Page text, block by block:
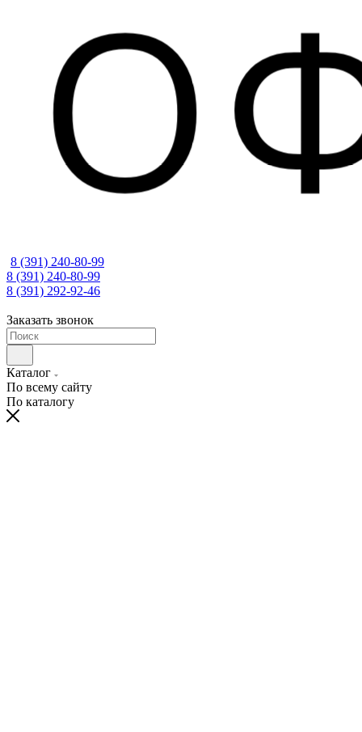
8 (391) 240-80-99
8 (391) 240-80-99
8 (391) 292-92-46
Заказать звонок
Каталог
По всему сайту
По каталогу